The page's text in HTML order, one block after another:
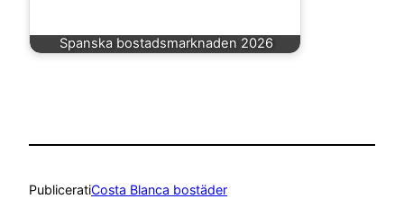
Spanska bostadsmarknaden 2026
PubliceratiCosta Blanca bostäder